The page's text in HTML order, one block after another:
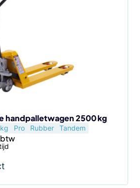
handpalletwagen 2500 kg
Pro Rubber Tandem